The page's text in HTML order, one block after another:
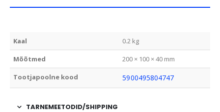
Kaal 0.2 kg
Mõõtmed 200 × 100 × 40 mm
Tootjapoolne kood 5900495804747
TARNEMEETODID/SHIPPING